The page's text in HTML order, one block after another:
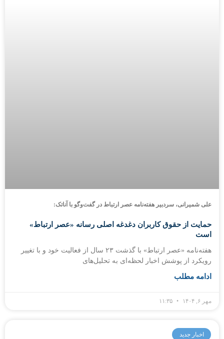
علی شمیرانی، سردبیر هفته‌نامه عصر ارتباط در گفت‌وگو با آناتک:
حمایت از حقوق کاربران دغدغه اصلی رسانه «عصر ارتباط»
است
هفته‌نامه «عصر ارتباط» با گذشت ۲۳ سال از فعالیت خود و با تغییر
رویکرد از پوشش اخبار لحظه‌ای به تحلیل‌های
ادامه مطلب
مهر ۶, ۱۴۰۴
اخبار جدید